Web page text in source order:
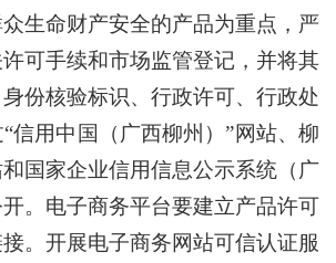
生命财产安全的产品为重点，严
可手续和市场监管登记，并将其
份核验标识、行政许可、行政处
“信用中国（广西柳州）”网站、柳
国家企业信用信息公示系统（广
。电子商务平台要建立产品许可
。开展电子商务网站可信认证服